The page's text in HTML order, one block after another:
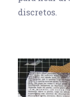
discretos.